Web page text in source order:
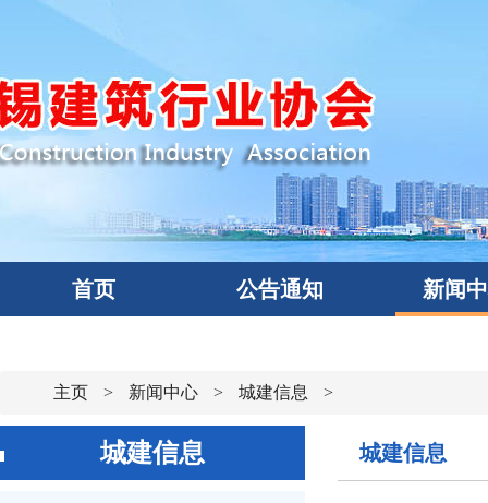
首页 公告通知 新闻
主页 > 新闻中心 > 城建信息 >
城建信息 城建信息